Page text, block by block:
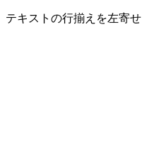
テキストの行揃えを左寄せ